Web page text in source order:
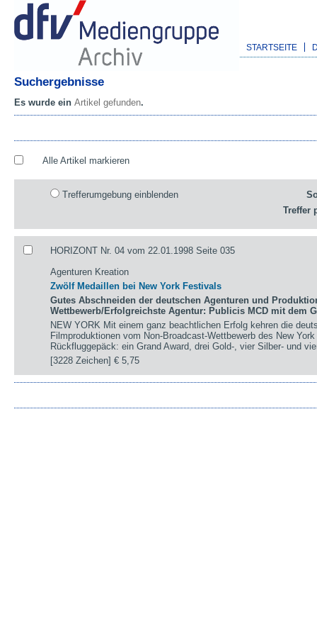
STARTSEITE
Suchergebnisse
Es wurde ein Artikel gefunden.
Alle Artikel markieren
Trefferumgebung einblenden
Treffer
HORIZONT Nr. 04 vom 22.01.1998 Seite 035
Agenturen Kreation
Zwölf Medaillen bei New York Festivals
Gutes Abschneiden der deutschen Agenturen und
Wettbewerb/Erfolgreichste Agentur: Publicis MCD mit dem
NEW YORK Mit einem ganz beachtlichen Erfolg kehren die
Filmproduktionen vom Non-Broadcast-Wettbewerb des New
Rückfluggepäck: ein Grand Award, drei Gold-, vier Silber- und
[3228 Zeichen]€ 5,75